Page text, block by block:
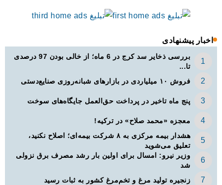
اخبار پیشنهادی
بررسی ذخایر سد کرج در 6 ماه؛ از خالی بودن 97 درصدی
تا...
فروش ۱۰ میلیاردی در بازارهای شبانه‌روزی صنایع‌دستی
پنج ماه تاخیر در پرداخت حق‌العمل جایگاه‌های سوخت
معجزه «محمد صلاح» در ترکیه!
هشدار بیمه مرکزی به ۸ شرکت بیمه‌ای؛ اصلاح نکنید،
تعلیق می‌شوید
وزیر نیرو: امسال برای اولین بار رشد مصرف برق نزولی
شد
زنجیره تولید مرغ و تخم‌مرغ کشور به ثبات رسید